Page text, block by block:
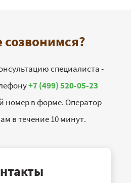
созвонимся?
специалиста -
+7 (499) 520-05-23
номер в форме. Оператор
в течение 10 минут.